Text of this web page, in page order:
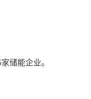
储能企业。